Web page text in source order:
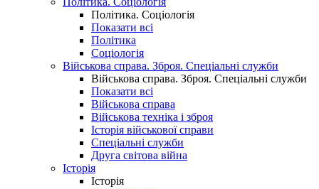
Політика. Соціологія
Показати всі
Політика
Соціологія
Військова справа. Зброя. Спеціальні служби
Військова справа. Зброя. Спеціальні служби
Показати всі
Військова справа
Військова техніка і зброя
Історія військової справи
Спеціальні служби
Друга світова війна
Історія
Історія